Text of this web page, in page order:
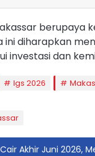
berupaya
ini diharapkan
investasi dan
Igs 2026
Akhir Juni 2026,